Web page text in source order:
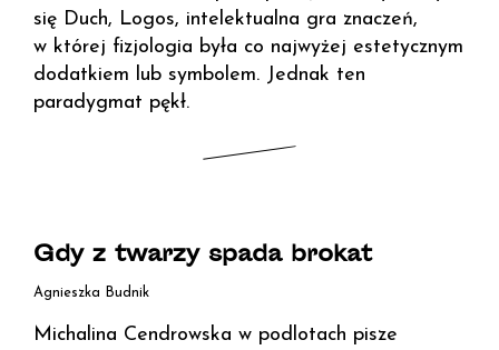
się Duch, Logos, intelektualna gra znaczeń,
w której fizjologia była co najwyżej estetycznym
dodatkiem lub symbolem. Jednak ten
paradygmat pękł.
Gdy z twarzy spada brokat
Agnieszka Budnik
Michalina Cendrowska w podlotach pisze